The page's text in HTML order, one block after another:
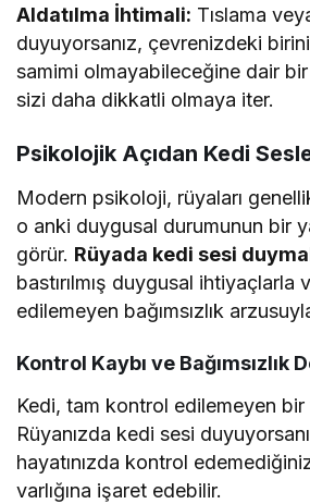
Aldatılma İhtimali: Tıslama
duyuyorsanız, çevrenizdeki
samimi olmayabileceğine dair bir
sizi daha dikkatli olmaya iter.
Psikolojik Açıdan Kedi
Modern psikoloji, rüyaları
o anki duygusal durumunun bir
görür. Rüyada kedi sesi
bastırılmış duygusal ihtiyaçlarla
edilemeyen bağımsızlık
Kontrol Kaybı ve Bağımsızlık
Kedi, tam kontrol edilemeyen bir
Rüyanızda kedi sesi
hayatınızda kontrol
varlığına işaret edebilir.